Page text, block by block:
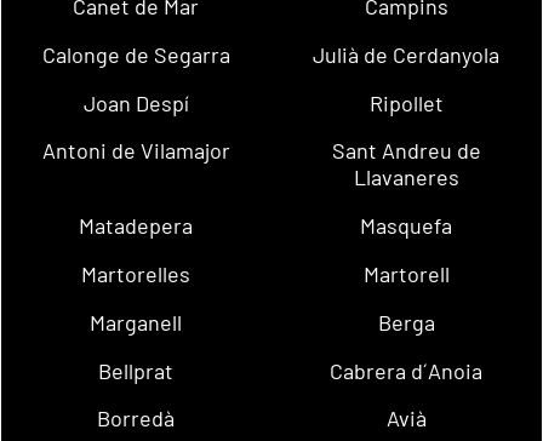
Canet de Mar
Campins
Calonge de Segarra
Julià de Cerdanyola
Joan Despí
Ripollet
Antoni de Vilamajor
Sant Andreu de
Llavaneres
Matadepera
Masquefa
Martorelles
Martorell
Marganell
Berga
Bellprat
Cabrera d´Anoia
Borredà
Avià